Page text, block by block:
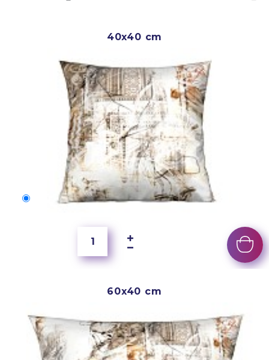
40x40 cm
40x40 cm
60x40 cm